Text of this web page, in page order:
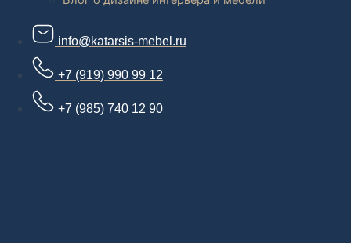
info@katarsis-mebel.ru
+7 (919) 990 99 12
+7 (985) 740 12 90